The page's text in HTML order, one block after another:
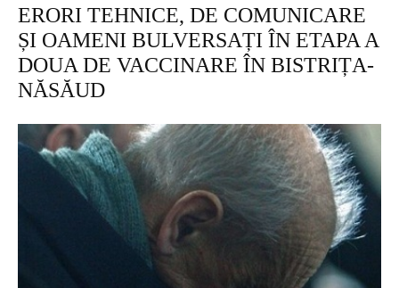
ERORI TEHNICE, DE COMUNICARE
ȘI OAMENI BULVERSAȚI ÎN ETAPA A
DOUA DE VACCINARE ÎN BISTRIȚA-
NĂSĂUD